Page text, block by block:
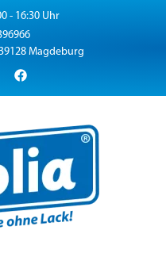
- 16:30 Uhr
Magdeburg